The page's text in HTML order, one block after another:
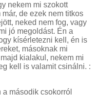
nekem mi szokott
de ezek nem titkos
neked nem fog, vagy
jó megoldást. Én a
kísérletezni kell, én is
másoknak mi
kialakul, nekem mi
kell is valamit csinálni. :
második csokorról